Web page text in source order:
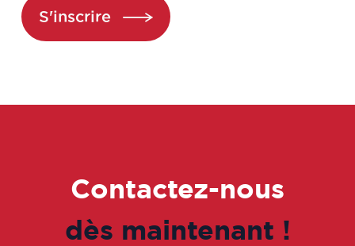
S'inscrire
Contactez-nous
dès maintenant !